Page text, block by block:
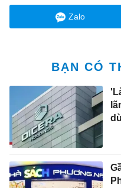
Zalo
BẠN CÓ